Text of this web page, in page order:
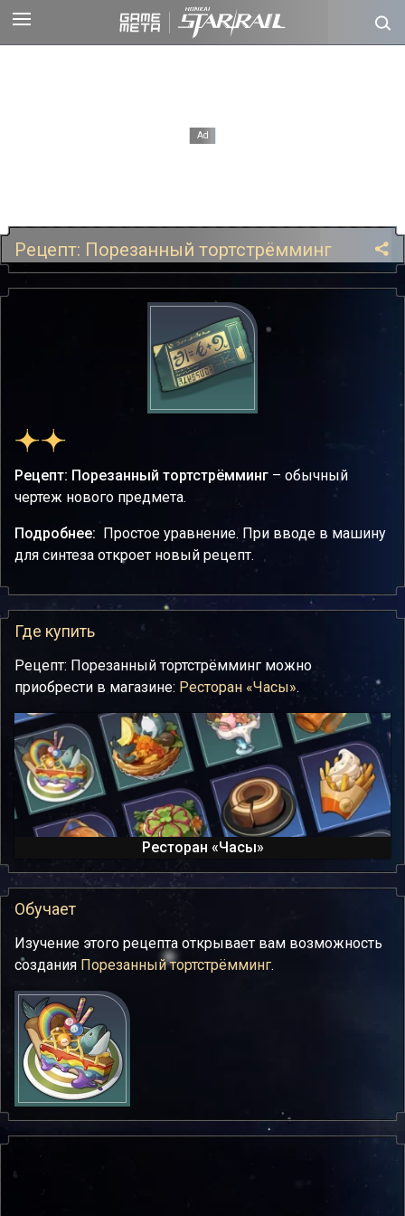
Рецепт: Порезанный тортстрёмминг
Рецепт: Порезанный тортстрёмминг – обычный
чертеж нового предмета.
Подробнее: Простое уравнение. При вводе в машину
для синтеза откроет новый рецепт.
Где купить
Рецепт: Порезанный тортстрёмминг можно
приобрести в магазине: Ресторан «Часы».
Ресторан «Часы»
Обучает
Изучение этого рецепта открывает вам возможность
создания Порезанный тортстрёмминг.